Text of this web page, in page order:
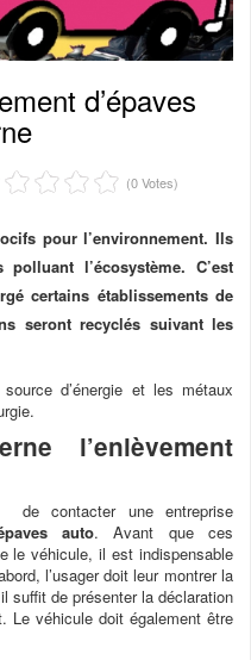
d’épaves
(0 Votes)
pour l’environnement. Ils
l’écosystème. C’est
certains établissements de
seront recyclés suivant les
d’énergie et les métaux
l’enlèvement
de contacter une entreprise
auto. Avant que ces
le véhicule, il est indispensable
l’usager doit leur montrer la
suffit de présenter la déclaration
Le véhicule doit également être